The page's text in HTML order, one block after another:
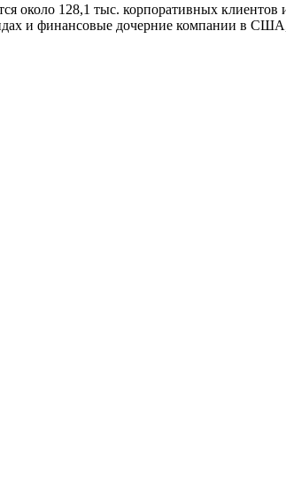
около 128,1 тыс. корпоративных
и финансовые дочерние компании в